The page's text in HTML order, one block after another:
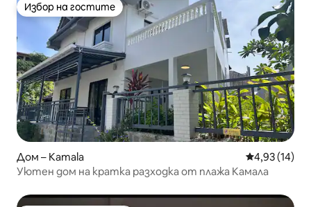
Избор на гостите
Избор на гостите
Дом – Kamala Средна
4,93 (14)
Уютен дом на кратка разходка от плажа Камала